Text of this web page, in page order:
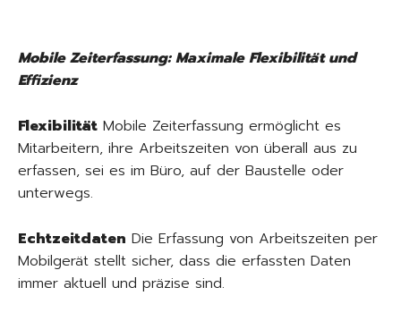
Mobile Zeiterfassung: Maximale Flexibilität und
Effizienz
Flexibilität Mobile Zeiterfassung ermöglicht es
Mitarbeitern, ihre Arbeitszeiten von überall aus zu
erfassen, sei es im Büro, auf der Baustelle oder
unterwegs.
Echtzeitdaten Die Erfassung von Arbeitszeiten per
Mobilgerät stellt sicher, dass die erfassten Daten
immer aktuell und präzise sind.